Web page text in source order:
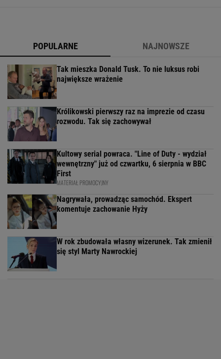
POPULARNE NAJNOWSZE
Tak mieszka Donald Tusk. To nie luksus robi
największe wrażenie
Królikowski pierwszy raz na imprezie od czasu
rozwodu. Tak się zachowywał
Kultowy serial powraca. "Line of Duty - wydział
wewnętrzny" już od czwartku, 6 sierpnia w BBC
First
MATERIAŁ PROMOCYJNY
Nagrywała, prowadząc samochód. Ekspert
komentuje zachowanie Hyży
W rok zbudowała własny wizerunek. Tak zmienił
się styl Marty Nawrockiej